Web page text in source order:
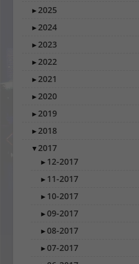
►2025
►2024
►2023
►2022
►2021
►2020
►2019
►2018
▼2017
► 12-2017
► 11-2017
► 10-2017
►09-2017
►08-2017
►07-2017